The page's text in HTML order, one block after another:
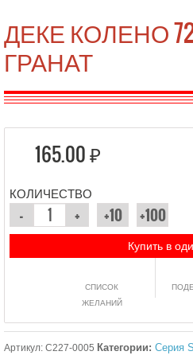
ДЕКЕ КОЛЕНО
ГРАНАТ
165.00 ₽
КОЛИЧЕСТВО
Купить в
СПИСОК
ЖЕЛАНИЙ
Артикул: C227-0005 Категории: Серия